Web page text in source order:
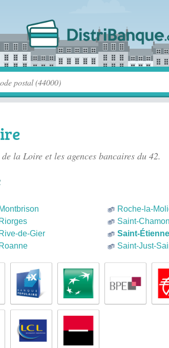
de la Loire et les agences bancaires du 42.
Montbrison
Riorges
Rive-de-Gier
Roanne
Roche-la-
Saint-
Saint-Étienne
Saint-Just-